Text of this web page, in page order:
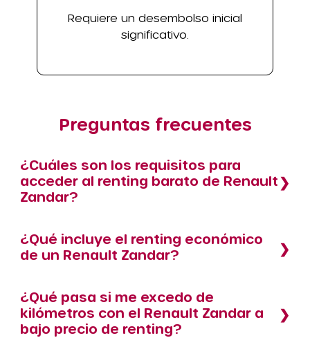
Requiere un desembolso inicial
significativo.
Preguntas frecuentes
¿Cuáles son los requisitos para
acceder al renting barato de Renault
Zandar?
¿Qué incluye el renting económico
de un Renault Zandar?
¿Qué pasa si me excedo de
kilómetros con el Renault Zandar a
bajo precio de renting?